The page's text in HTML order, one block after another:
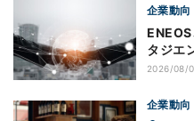
企業動向
タジエ
2026/08/
企業動向